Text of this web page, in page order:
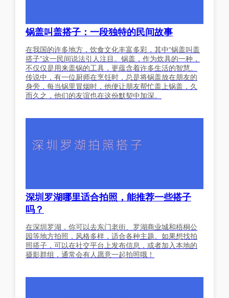
锅盖叫盖搭子：一段独特的民间故事
在我国的许多地方，饮食文化丰富多彩，其中“锅盖叫盖
搭子”这一民间说法引人注目。锅盖，作为炊具的一种，
不仅仅是用来盖锅的工具，更蕴含着许多生活的智慧。
传说中，有一位厨师在烹饪时，总是将锅盖放在朋友的
身旁，每当锅里冒烟时，他便让朋友帮忙盖上锅盖，久
而久之，他们的友谊也在这份默契中加深。
深圳罗湖哪里适合拍照，能推荐一些搭子
吗？
在深圳罗湖，你可以去东门老街、罗湖商业城和梧桐公
园等地方拍照，风格多样，适合各种主题。如果想找拍
照搭子，可以在社交平台上发布信息，或者加入本地的
摄影群组，通常会有人愿意一起拍照哦！